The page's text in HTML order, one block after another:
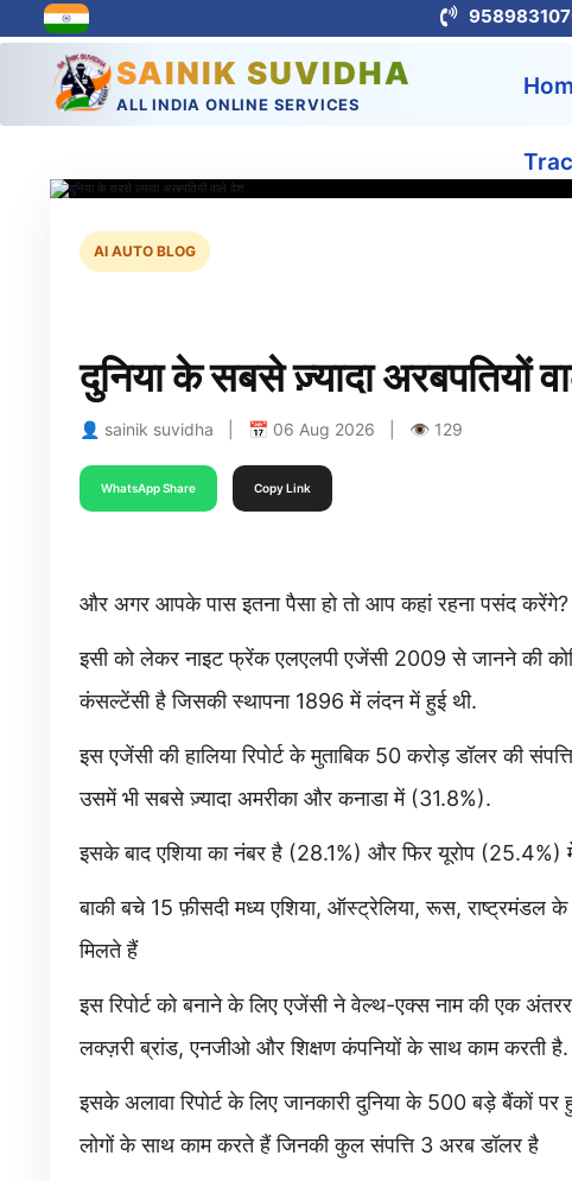
SAINIK SUVIDHA
ALL INDIA ONLINE SERVICES
AI AUTO BLOG
दुनिया के सबसे ज़्यादा अरबपतियों
👤 sainik suvidha | 📅 06 Aug 2026 | 👁 129
WhatsApp Share Copy Link
और अगर आपके पास इतना पैसा हो तो आप कहां रहना पसंद करेंगे?
इसी को लेकर नाइट फ्रेंक एलएलपी एजेंसी 2009 से जानने की
कंसल्टेंसी है जिसकी स्थापना 1896 में लंदन में हुई थी.
इस एजेंसी की हालिया रिपोर्ट के मुताबिक 50 करोड़ डॉलर की
उसमें भी सबसे ज़्यादा अमरीका और कनाडा में (31.8%).
इसके बाद एशिया का नंबर है (28.1%) और फिर यूरोप (25.4%)
बाकी बचे 15 फ़ीसदी मध्य एशिया, ऑस्ट्रेलिया, रूस,
मिलते हैं
इस रिपोर्ट को बनाने के लिए एजेंसी ने वेल्थ-एक्स नाम की एक
लक्ज़री ब्रांड, एनजीओ और शिक्षण कंपनियों के साथ काम करती है.
इसके अलावा रिपोर्ट के लिए जानकारी दुनिया के 500 बड़े बैंकों
लोगों के साथ काम करते हैं जिनकी कुल संपत्ति 3 अरब डॉलर है